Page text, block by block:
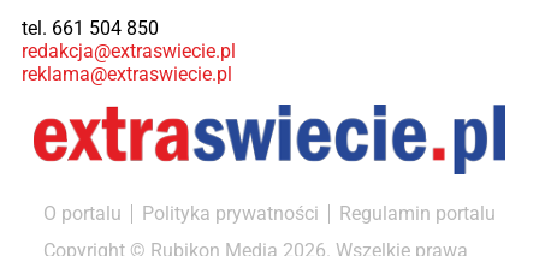
tel. 661 504 850
redakcja@extraswiecie.pl
reklama@extraswiecie.pl
O portalu Polityka prywatności
Regulamin portalu
Copyright © Rubikon Media 2026. Wszelkie prawa